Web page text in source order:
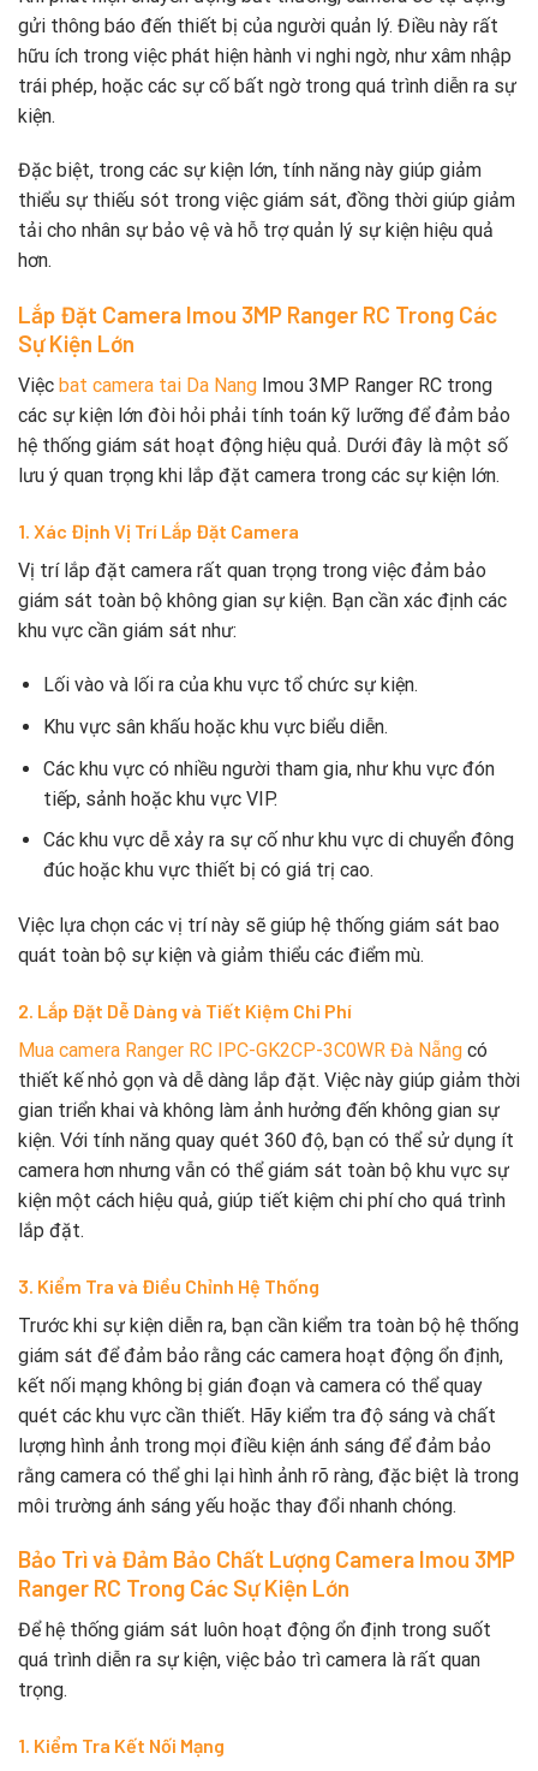
gửi thông báo đến thiết bị của người quản lý. Điều này rất
hữu ích trong việc phát hiện hành vi nghi ngờ, như xâm nhập
trái phép, hoặc các sự cố bất ngờ trong quá trình diễn ra sự
kiện.
Đặc biệt, trong các sự kiện lớn, tính năng này giúp giảm
thiểu sự thiếu sót trong việc giám sát, đồng thời giúp giảm
tải cho nhân sự bảo vệ và hỗ trợ quản lý sự kiện hiệu quả
hơn.
Lắp Đặt Camera Imou 3MP Ranger RC Trong Các
Sự Kiện Lớn
Việc bat camera tai Da Nang Imou 3MP Ranger RC trong
các sự kiện lớn đòi hỏi phải tính toán kỹ lưỡng để đảm bảo
hệ thống giám sát hoạt động hiệu quả. Dưới đây là một số
lưu ý quan trọng khi lắp đặt camera trong các sự kiện lớn.
1. Xác Định Vị Trí Lắp Đặt Camera
Vị trí lắp đặt camera rất quan trọng trong việc đảm bảo
giám sát toàn bộ không gian sự kiện. Bạn cần xác định các
khu vực cần giám sát như:
Lối vào và lối ra của khu vực tổ chức sự kiện.
Khu vực sân khấu hoặc khu vực biểu diễn.
Các khu vực có nhiều người tham gia, như khu vực đón
tiếp, sảnh hoặc khu vực VIP.
Các khu vực dễ xảy ra sự cố như khu vực di chuyển đông
đúc hoặc khu vực thiết bị có giá trị cao.
Việc lựa chọn các vị trí này sẽ giúp hệ thống giám sát bao
quát toàn bộ sự kiện và giảm thiểu các điểm mù.
2. Lắp Đặt Dễ Dàng và Tiết Kiệm Chi Phí
Mua camera Ranger RC IPC-GK2CP-3C0WR Đà Nẵng có
thiết kế nhỏ gọn và dễ dàng lắp đặt. Việc này giúp giảm thời
gian triển khai và không làm ảnh hưởng đến không gian sự
kiện. Với tính năng quay quét 360 độ, bạn có thể sử dụng ít
camera hơn nhưng vẫn có thể giám sát toàn bộ khu vực sự
kiện một cách hiệu quả, giúp tiết kiệm chi phí cho quá trình
lắp đặt.
3. Kiểm Tra và Điều Chỉnh Hệ Thống
Trước khi sự kiện diễn ra, bạn cần kiểm tra toàn bộ hệ thống
giám sát để đảm bảo rằng các camera hoạt động ổn định,
kết nối mạng không bị gián đoạn và camera có thể quay
quét các khu vực cần thiết. Hãy kiểm tra độ sáng và chất
lượng hình ảnh trong mọi điều kiện ánh sáng để đảm bảo
rằng camera có thể ghi lại hình ảnh rõ ràng, đặc biệt là trong
môi trường ánh sáng yếu hoặc thay đổi nhanh chóng.
Bảo Trì và Đảm Bảo Chất Lượng Camera Imou 3MP
Ranger RC Trong Các Sự Kiện Lớn
Để hệ thống giám sát luôn hoạt động ổn định trong suốt
quá trình diễn ra sự kiện, việc bảo trì camera là rất quan
trọng.
1. Kiểm Tra Kết Nối Mạng